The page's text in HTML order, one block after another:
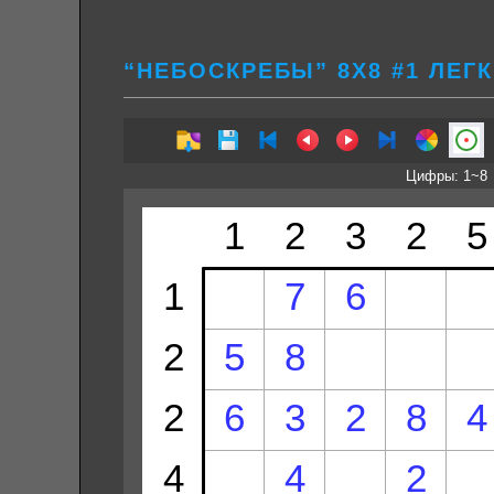
“НЕБОСКРЕБЫ” 8Х8 #1
Цифры: 1~8